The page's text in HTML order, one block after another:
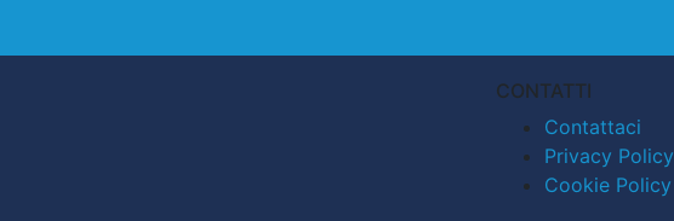
CONTATTI
Contattaci
Privacy Policy
Cookie Policy